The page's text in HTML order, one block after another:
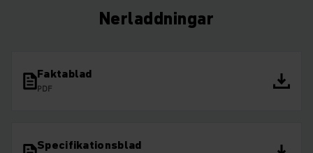
Nerladdningar
Faktablad
PDF
Specifikationsblad